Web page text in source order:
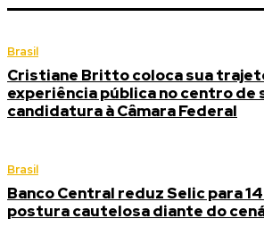
Brasil
Cristiane Britto coloca sua
experiência pública no centro de
candidatura à Câmara Federal
Brasil
Banco Central reduz Selic para
postura cautelosa diante do